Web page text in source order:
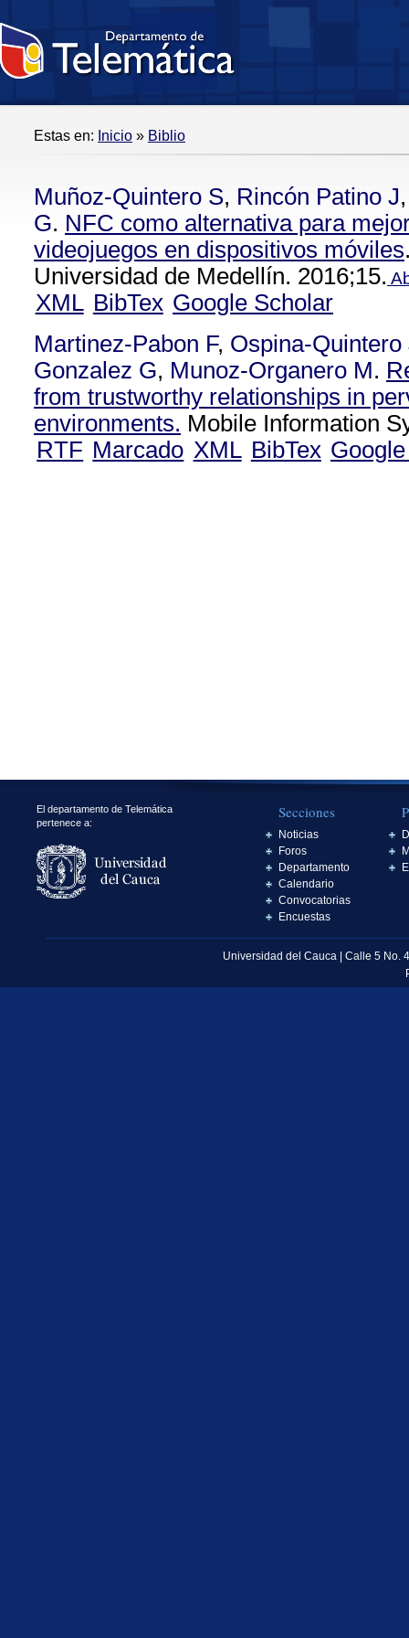
Estas en: Inicio » Biblio
Muñoz-Quintero S, Rincón Patino J
G. NFC como alternativa para
videojuegos en dispositivos móviles
Universidad de Medellín. 2016;15.
XML BibTex Google Scholar
Martinez-Pabon F, Ospina-Quintero
Gonzalez G, Munoz-Organero M.
from trustworthy relationships in
environments. Mobile Information
RTF Marcado XML BibTex
El departamento de Telemática
pertenece a:
Secciones
Noticias
Foros
Departamento
Calendario
Convocatorias
Encuestas
Universidad del Cauca | Calle 5 No.